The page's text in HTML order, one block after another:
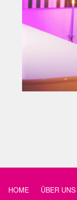
HOME ÜBER UNS